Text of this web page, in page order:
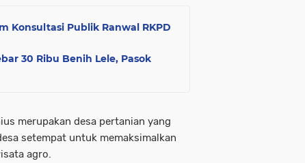
Konsultasi Publik Ranwal RKPD
30 Ribu Benih Lele, Pasok
merupakan desa pertanian yang
setempat untuk memaksimalkan
agro.